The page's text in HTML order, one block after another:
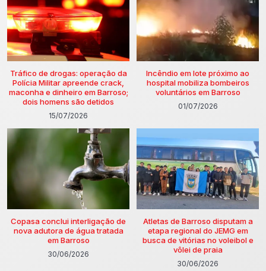
Tráfico de drogas: operação da
Polícia Militar apreende crack,
maconha e dinheiro em Barroso;
dois homens são detidos
15/07/2026
Incêndio em lote próximo ao
hospital mobiliza bombeiros
voluntários em Barroso
01/07/2026
Copasa conclui interligação de
nova adutora de água tratada
em Barroso
30/06/2026
Atletas de Barroso disputam a
etapa regional do JEMG em
busca de vitórias no voleibol e
vôlei de praia
30/06/2026